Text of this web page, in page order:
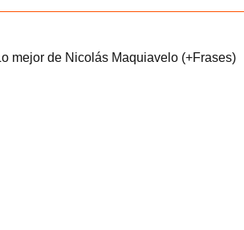
mejor de Nicolás Maquiavelo (+Frases)